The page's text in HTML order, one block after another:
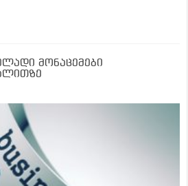
მონაცემები